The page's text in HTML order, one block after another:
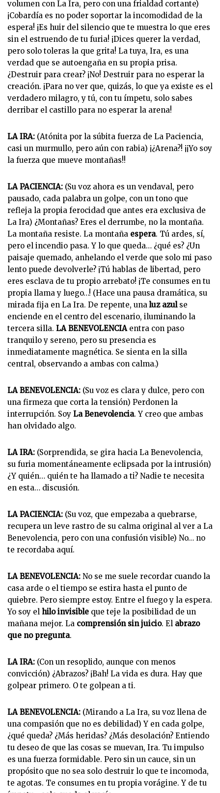
volumen con La Ira, pero con una frialdad cortante)
¡Cobardía es no poder soportar la incomodidad de la
espera! ¡Es huir del silencio que te muestra lo que eres
sin el estruendo de tu furia! ¡Dices querer la verdad,
pero solo toleras la que grita! La tuya, Ira, es una
verdad que se autoengaña en su propia prisa.
¿Destruir para crear? ¡No! Destruir para no esperar la
creación. ¡Para no ver que, quizás, lo que ya existe es el
verdadero milagro, y tú, con tu ímpetu, solo sabes
derribar el castillo para no esperar la arena!
LA IRA: (Atónita por la súbita fuerza de La Paciencia,
casi un murmullo, pero aún con rabia) ¡¿Arena?! ¡¡Yo soy
la fuerza que mueve montañas!!
LA PACIENCIA: (Su voz ahora es un vendaval, pero
pausado, cada palabra un golpe, con un tono que
refleja la propia ferocidad que antes era exclusiva de
La Ira) ¿Montañas? Eres el derrumbe, no la montaña.
La montaña resiste. La montaña espera. Tú ardes, sí,
pero el incendio pasa. Y lo que queda… ¿qué es? ¿Un
paisaje quemado, anhelando el verde que solo mi paso
lento puede devolverle? ¡Tú hablas de libertad, pero
eres esclava de tu propio arrebato! ¡Te consumes en tu
propia llama y luego…! (Hace una pausa dramática, su
mirada fija en La Ira. De repente, unaluz azulse
enciende en el centro del escenario, iluminando la
tercera silla. LA BENEVOLENCIAentra con paso
tranquilo y sereno, pero su presencia es
inmediatamente magnética. Se sienta en la silla
central, observando a ambas con calma.)
LA BENEVOLENCIA: (Su voz es clara y dulce, pero con
una firmeza que corta la tensión) Perdonen la
interrupción. Soy La Benevolencia. Y creo que ambas
han olvidado algo.
LA IRA: (Sorprendida, se gira hacia La Benevolencia,
su furia momentáneamente eclipsada por la intrusión)
¿Y quién… quién te ha llamado a ti? Nadie te necesita
en esta… discusión.
LA PACIENCIA: (Su voz, que empezaba a quebrarse,
recupera un leve rastro de su calma original al ver a La
Benevolencia, pero con una confusión visible) No… no
te recordaba aquí.
LA BENEVOLENCIA: No se me suele recordar cuando la
casa arde o el tiempo se estira hasta el punto de
quiebre. Pero siempre estoy. Entre el fuego y la espera.
Yo soy el hilo invisible que teje la posibilidad de un
mañana mejor. La comprensión sin juicio. El abrazo
que no pregunta.
LA IRA: (Con un resoplido, aunque con menos
convicción) ¿Abrazos? ¡Bah! La vida es dura. Hay que
golpear primero. O te golpean a ti.
LA BENEVOLENCIA: (Mirando a La Ira, su voz llena de
una compasión que no es debilidad) Y en cada golpe,
¿qué queda? ¿Más heridas? ¿Más desolación? Entiendo
tu deseo de que las cosas se muevan, Ira. Tu impulso
es una fuerza formidable. Pero sin un cauce, sin un
propósito que no sea solo destruir lo que te incomoda,
te agotas. Te consumes en tu propia vorágine. Y de tu